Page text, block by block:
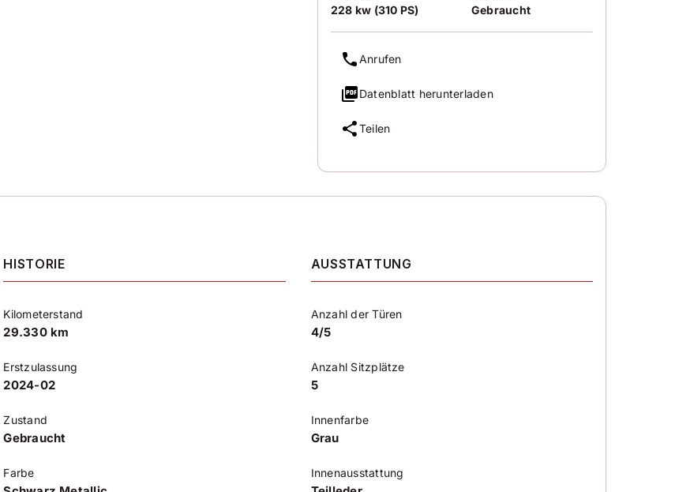
228 kw (310 PS)
Gebraucht
Anrufen
Datenblatt herunterladen
Teilen
HISTORIE
Kilometerstand
29.330 km
Erstzulassung
2024-02
Zustand
Gebraucht
Farbe
AUSSTATTUNG
Anzahl der Türen
4/5
Anzahl Sitzplätze
5
Innenfarbe
Grau
Innenausstattung